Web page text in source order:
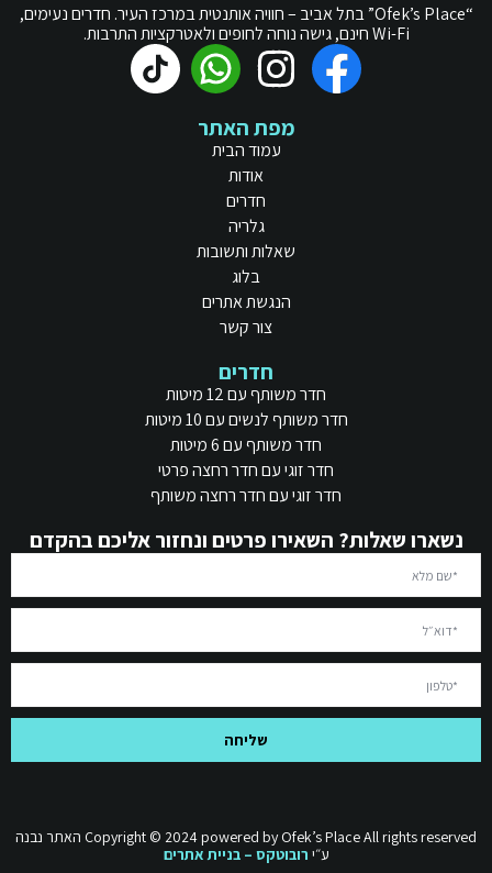
“Ofek’s Place” בתל אביב – חוויה אותנטית במרכז העיר. חדרים נעימים,
Wi-Fi חינם, גישה נוחה לחופים ולאטרקציות התרבות.
מפת האתר
עמוד הבית
אודות
חדרים
גלריה
שאלות ותשובות
בלוג
הנגשת אתרים
צור קשר
חדרים
חדר משותף עם 12 מיטות
חדר משותף לנשים עם 10 מיטות
חדר משותף עם 6 מיטות
חדר זוגי עם חדר רחצה פרטי
חדר זוגי עם חדר רחצה משותף
נשארו שאלות? השאירו פרטים ונחזור אליכם בהקדם
שליחה
Copyright © 2024
powered by Ofek’s Place All rights reserved האתר נבנה
ע״י רובוטקס –בניית אתרים